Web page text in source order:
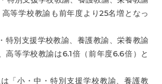
等学校教諭も前年度より25名増となっ
特別支援学校教諭、養護教諭、栄養教諭
高等学校教諭は6.1倍（前年度6.6倍）と
「小・中・特別支援学校教諭、養護教